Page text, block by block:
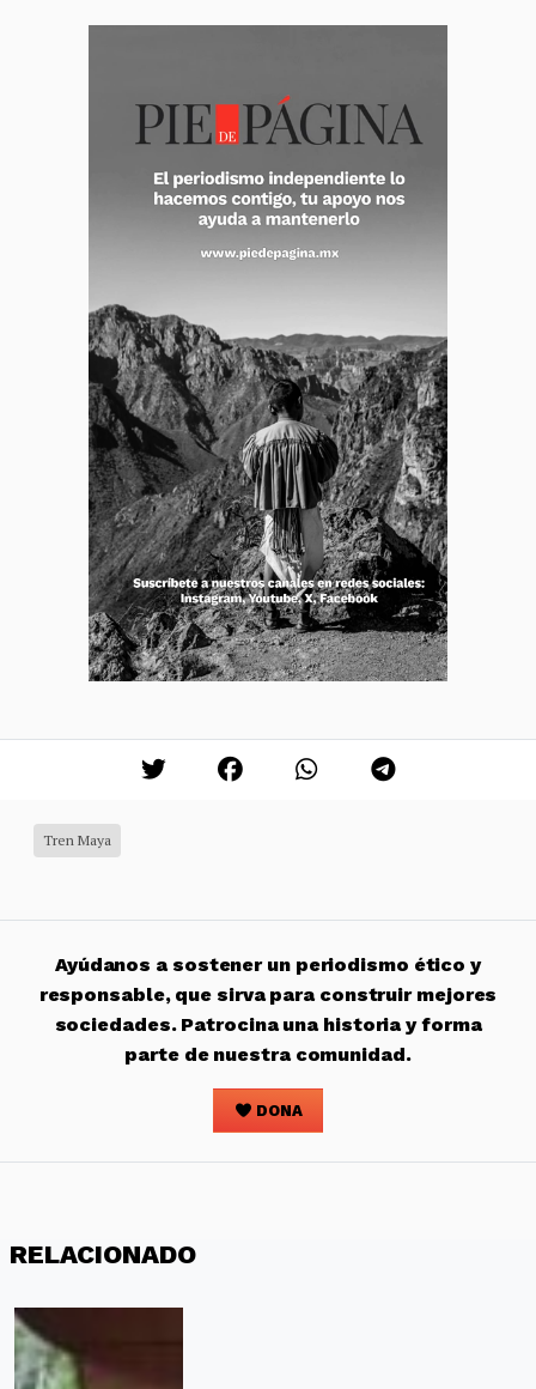
Tren Maya
Ayúdanos a sostener un periodismo ético y
responsable, que sirva para construir mejores
sociedades. Patrocina una historia y forma
parte de nuestra comunidad.
DONA
RELACIONADO